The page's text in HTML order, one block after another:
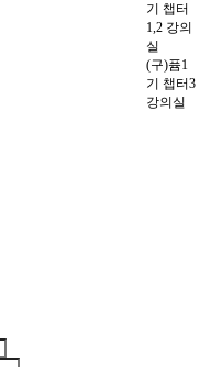
기 챕터
1,2 강의
실
(구)퓸1
기 챕터3
강의실